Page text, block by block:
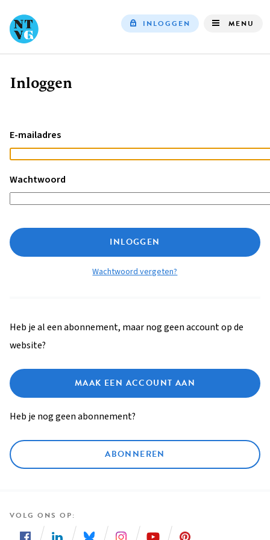
INLOGGEN MENU
Kruimelpad
Inloggen
E-mailadres
Wachtwoord
INLOGGEN
Wachtwoord vergeten?
Heb je al een abonnement, maar nog geen account op de
website?
MAAK EEN ACCOUNT AAN
Heb je nog geen abonnement?
ABONNEREN
VOLG ONS OP